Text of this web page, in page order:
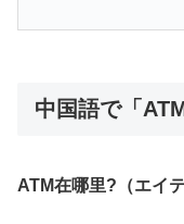
中国語で「
ATM在哪里?（エイ